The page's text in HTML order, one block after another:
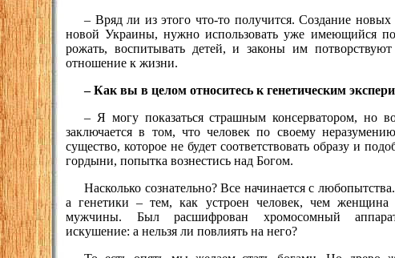
– Вряд ли из этого что-то получится. Создание
новой Украины, нужно использовать уже имеющийся
рожать, воспитывать детей, и законы им
отношение к жизни.
– Как вы в целом относитесь к генетическим
– Я могу показаться страшным консерватором, но
заключается в том, что человек по своему
существо, которое не будет соответствовать образу и
гордыни, попытка вознестись над Богом.
Насколько сознательно? Все начинается с
а генетики – тем, как устроен человек, чем женщина
мужчины. Был расшифрован хромосомный
искушение: а нельзя ли повлиять на него?